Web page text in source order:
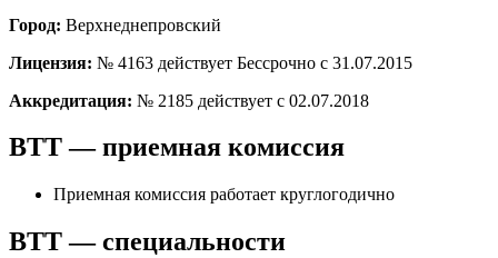
Город: Верхнеднепровский
Лицензия: № 4163 действует Бессрочно с 31.07.2015
Аккредитация: № 2185 действует с 02.07.2018
ВТТ — приемная комиссия
Приемная комиссия работает круглогодично
ВТТ — специальности